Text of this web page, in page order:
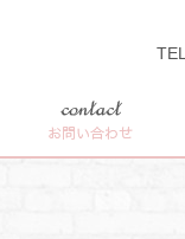
contact